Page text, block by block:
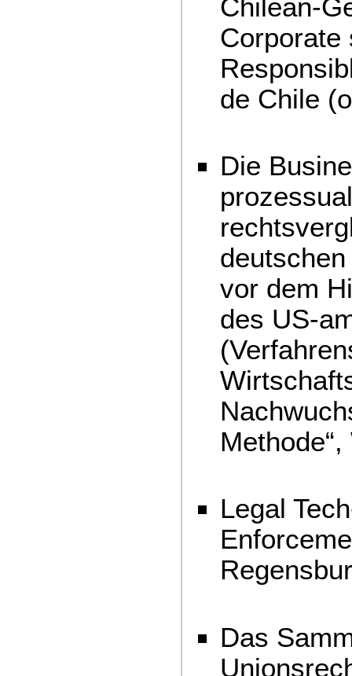
Chilean-
Corporate
de Chile
Die
vor dem
des US-
Legal
Das